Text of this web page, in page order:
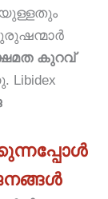
കുറവ്